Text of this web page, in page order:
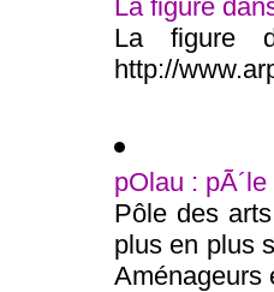
La figure
La figure
http://
pOlau :
Pôle des
plus en plus
Aménageurs